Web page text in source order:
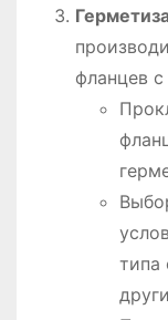
фланцев
типа